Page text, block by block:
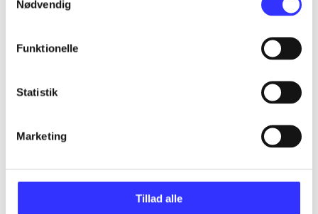
Nødvendig
Funktionelle
Statistik
Marketing
Tillad alle
Artikler